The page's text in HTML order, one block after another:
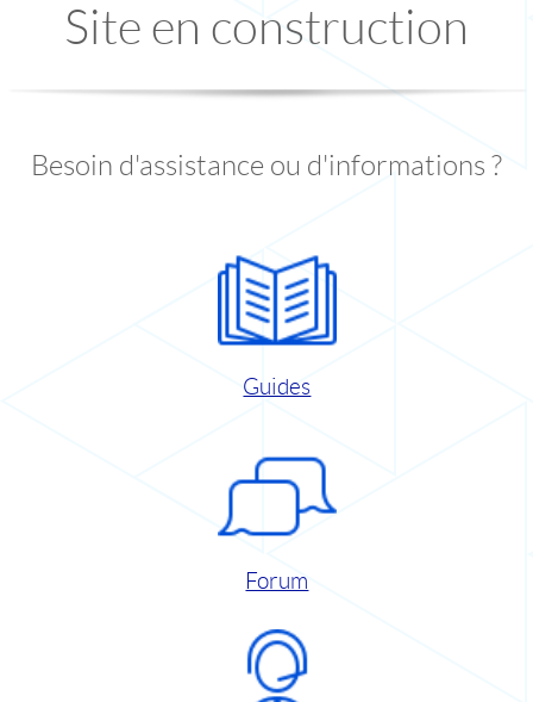
Site en construction
Besoin d'assistance ou d'informations ?
Guides
Forum